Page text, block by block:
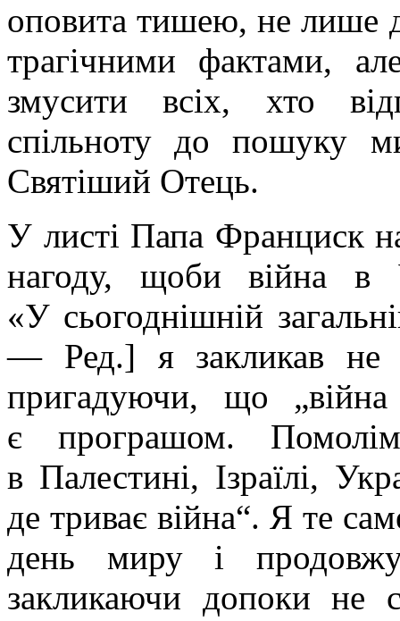
оповита тишею, не лише
трагічними фактами,
змусити всіх, хто
спільноту до пошуку
Святіший Отець.
У листі Папа Франциск
нагоду, щоби війна в
«У сьогоднішній
— Ред.] я закликав не
пригадуючи, що
є програшом.
в Палестині, Ізраїлі,
де триває війна“. Я те
день миру і
закликаючи допоки не